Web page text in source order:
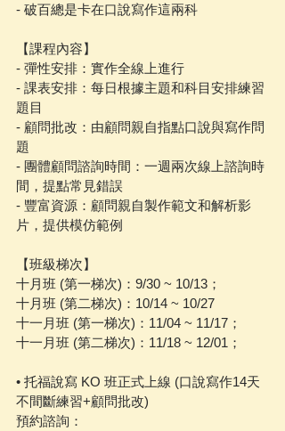
- 破百總是卡在口說寫作這兩科
【課程內容】
- 彈性安排：實作全線上進行
- 課表安排：每日根據主題和科目安排練習
題目
- 顧問批改：由顧問親自指點口說與寫作問
題
- 團體顧問諮詢時間：一週兩次線上諮詢時
間，提點常見錯誤
- 豐富資源：顧問親自製作範文和解析影
片，提供模仿範例
【班級梯次】
十月班 (第一梯次)：9/30 ~ 10/13；
十月班 (第二梯次)：10/14 ~ 10/27
十一月班 (第一梯次)：11/04 ~ 11/17；
十一月班 (第二梯次)：11/18 ~ 12/01；
• 托福說寫 KO 班正式上線 (口說寫作14天
不間斷練習+顧問批改)
預約諮詢：